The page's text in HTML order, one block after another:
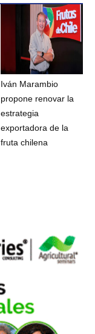
Iván Marambio
propone renovar la
estrategia
exportadora de la
fruta chilena